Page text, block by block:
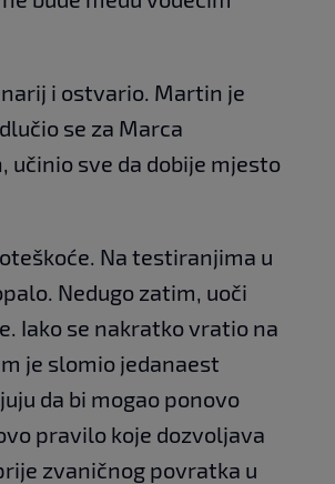
i ostvario. Martin je
se za Marca
učinio sve da dobije mjesto
Na testiranjima u
Nedugo zatim, uoči
Iako se nakratko vratio na
je slomio jedanaest
da bi mogao ponovo
pravilo koje dozvoljava
zvaničnog povratka u